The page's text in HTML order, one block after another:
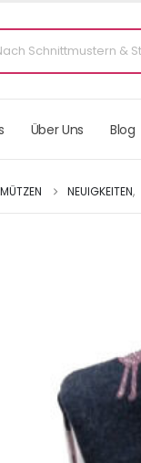
Über Uns Blog
NEUIGKEITEN,